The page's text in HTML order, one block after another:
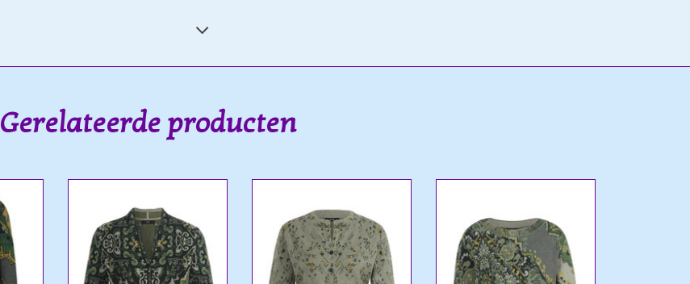
Gerelateerde producten